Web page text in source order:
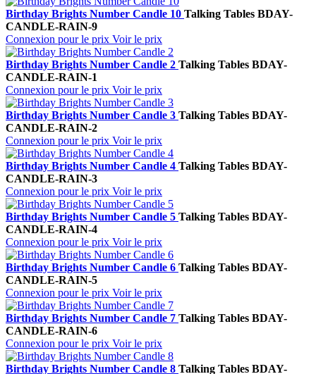
Birthday Brights Number Candle 10 Talking Tables BDAY-
CANDLE-RAIN-9
Connexion pour le prix Voir le prix
Birthday Brights Number Candle 2 Talking Tables BDAY-
CANDLE-RAIN-1
Connexion pour le prix Voir le prix
Birthday Brights Number Candle 3 Talking Tables BDAY-
CANDLE-RAIN-2
Connexion pour le prix Voir le prix
Birthday Brights Number Candle 4 Talking Tables BDAY-
CANDLE-RAIN-3
Connexion pour le prix Voir le prix
Birthday Brights Number Candle 5 Talking Tables BDAY-
CANDLE-RAIN-4
Connexion pour le prix Voir le prix
Birthday Brights Number Candle 6 Talking Tables BDAY-
CANDLE-RAIN-5
Connexion pour le prix Voir le prix
Birthday Brights Number Candle 7 Talking Tables BDAY-
CANDLE-RAIN-6
Connexion pour le prix Voir le prix
Birthday Brights Number Candle 8 Talking Tables BDAY-